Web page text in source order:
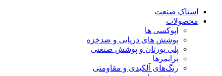
استاک صنعت
محصولات
اپوکسی ها
پوشش های دریایی و ضدخزه
پلی یورتان و پوشش صنعتی
پرایمرها
رنگ‌های آلکیدی و مقاومتی